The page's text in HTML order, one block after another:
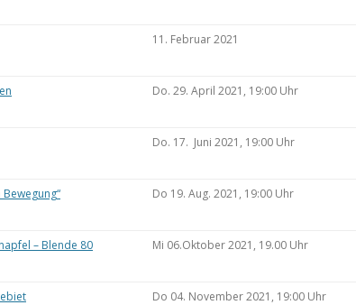
11. Februar 2021
Do. 29. April 2021, 19:00 Uhr
Do. 17. Juni 2021, 19:00 Uhr
Do 19. Aug. 2021, 19:00 Uhr
– Blende 80 Mi 06.Oktober 2021, 19.00 Uhr
Do 04. November 2021, 19:00 Uhr